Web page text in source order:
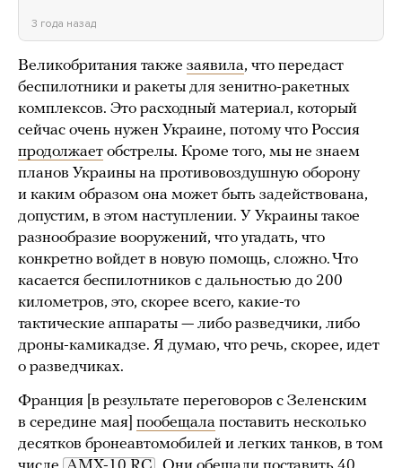
3 года назад
Великобритания также заявила, что передаст
беспилотники и ракеты для зенитно-ракетных
комплексов. Это расходный материал, который
сейчас очень нужен Украине, потому что Россия
продолжает обстрелы. Кроме того, мы не знаем
планов Украины на противовоздушную оборону
и каким образом она может быть задействована,
допустим, в этом наступлении. У Украины такое
разнообразие вооружений, что угадать, что
конкретно войдет в новую помощь, сложно. Что
касается беспилотников с дальностью до 200
километров, это, скорее всего, какие-то
тактические аппараты — либо разведчики, либо
дроны-камикадзе. Я думаю, что речь, скорее, идет
о разведчиках.
Франция [в результате переговоров с Зеленским
в середине мая] пообещала поставить несколько
десятков бронеавтомобилей и легких танков, в том